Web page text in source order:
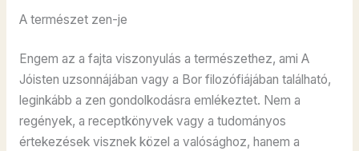
A természet zen-je
Engem az a fajta viszonyulás a természethez, ami A
Jóisten uzsonnájában vagy a Bor filozófiájában található,
leginkább a zen gondolkodásra emlékeztet. Nem a
regények, a receptkönyvek vagy a tudományos
értekezések visznek közel a valósághoz, hanem a